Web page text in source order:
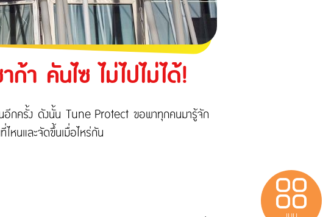
า คันไซ ไม่ไปไม่ได้!
กครั้ง ดังนั้น Tune Protect ขอพาทุกคนมารู้จัก
หนและจัดขึ้นเมื่อไหร่กัน